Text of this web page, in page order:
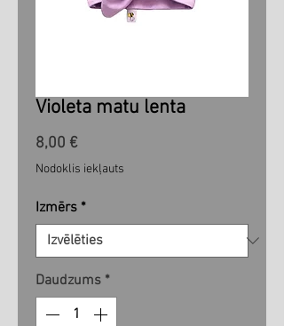
Violeta matu lenta
8,00 €Cena
Nodoklis iekļauts
Izmērs *
Daudzums *